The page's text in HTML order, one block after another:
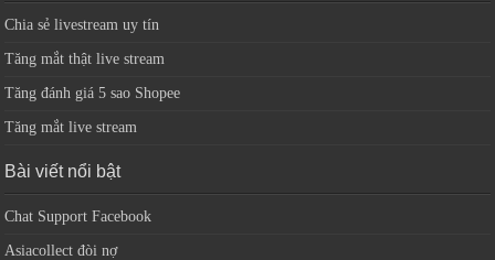
Chia sẻ livestream uy tín
Tăng mắt thật live stream
Tăng đánh giá 5 sao Shopee
Tăng mắt live stream
Bài viết nổi bật
Chat Support Facebook
Asiacollect đòi nợ